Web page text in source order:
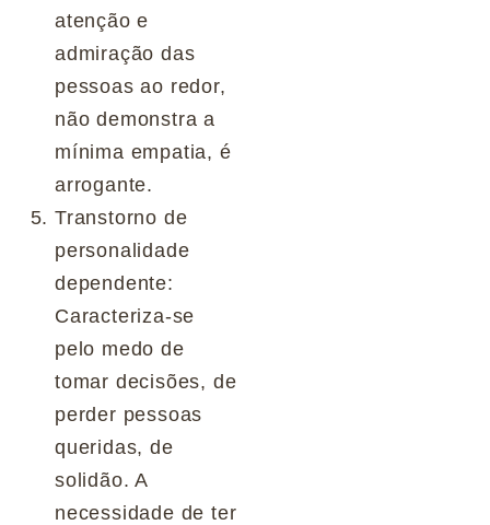
atenção e
admiração das
pessoas ao redor,
não demonstra a
mínima empatia, é
arrogante.
Transtorno de
personalidade
dependente:
Caracteriza-se
pelo medo de
tomar decisões, de
perder pessoas
queridas, de
solidão. A
necessidade de ter